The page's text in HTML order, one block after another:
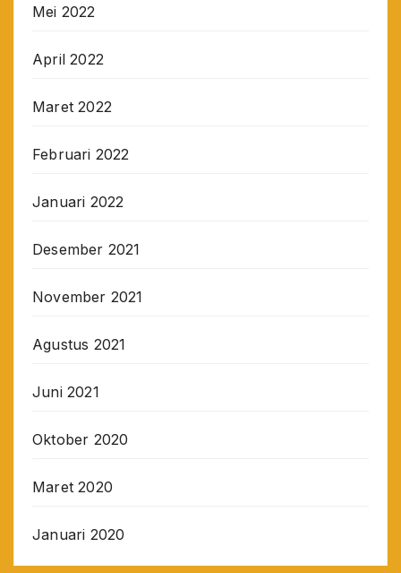
Mei 2022
April 2022
Maret 2022
Februari 2022
Januari 2022
Desember 2021
November 2021
Agustus 2021
Juni 2021
Oktober 2020
Maret 2020
Januari 2020